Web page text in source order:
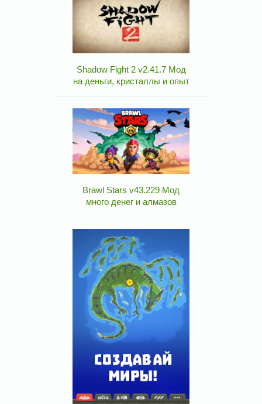
Shadow Fight 2 v2.41.7 Мод
на деньги, кристаллы и опыт
Brawl Stars v43.229 Мод
много денег и алмазов